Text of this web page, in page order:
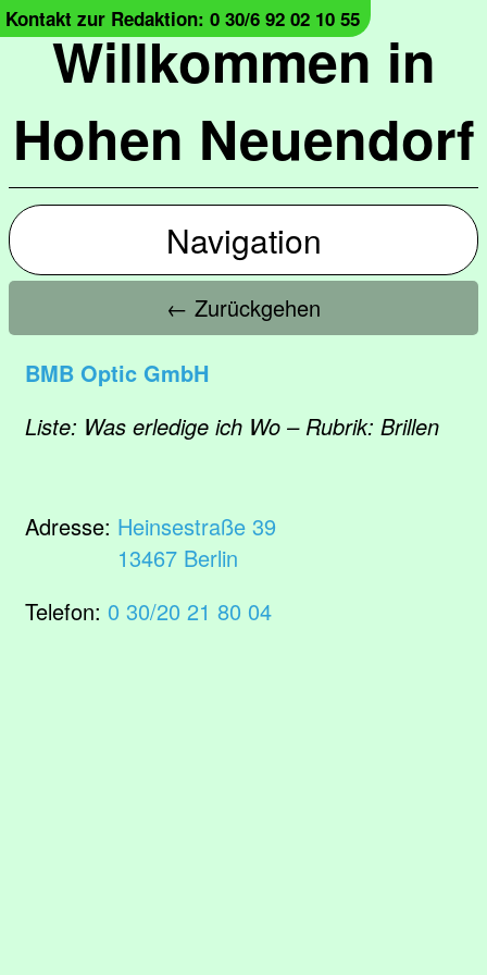
Willkommen in
Hohen Neuendorf
Kontakt zur Redaktion: 0 30/6 92 02 10 55
Navigation
← Zurückgehen
BMB Optic GmbH
Liste: Was erledige ich Wo – Rubrik: Brillen
Adresse: Heinsestraße 39
13467 Berlin
Telefon: 0 30/20 21 80 04